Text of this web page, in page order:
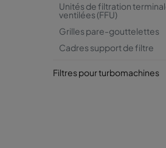
Unités de filtration
ventilées (FFU)
Grilles pare-gouttelettes
Cadres support de filtre
Filtres pour turbomachines